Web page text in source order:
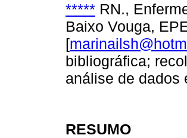
***** RN.,
Baixo Vouga,
[
bibliográfica;
análise de dados
RESUMO